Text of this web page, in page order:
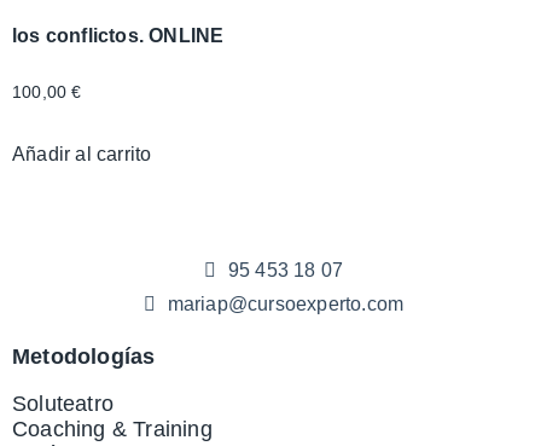
los conflictos. ONLINE
100,00€
Añadir al carrito
95 453 18 07
mariap@cursoexperto.com
Metodologías
Soluteatro
Coaching & Training